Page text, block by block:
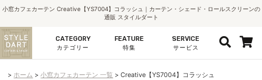
小窓カフェカーテン Creative【YS7004】コラッシュ｜カーテン・シェード・ロールスクリーンの
通販 スタイルダート
CATEGORY
カテゴリー
FEATURE
特集
SERVICE
サービス
ホーム 小窓カフェカーテン 一覧 Creative【YS7004】コラッシュ